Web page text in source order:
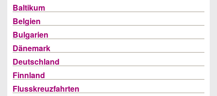
Baltikum
Belgien
Bulgarien
Dänemark
Deutschland
Finnland
Flusskreuzfahrten